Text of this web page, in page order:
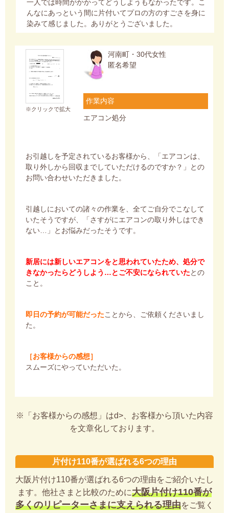
一人では時間がかかってどうしようもなかったです。こ
んなにあっという間に片付いてプロの方のすごさを身に
染みて感じました。ありがとうございました。
※クリックで拡大
河南町・30代女性
匿名希望
作業内容
エアコン処分
お引越しを予定されているお客様から、「エアコンは、
取り外しから回収までしていただけるのですか？」との
お問い合わせいただきました。
引越しにおいての諸々の作業を、全てご自分でこなして
いたそうですが、「さすがにエアコンの取り外しはでき
ない…」とお悩みだったそうです。
新居には新しいエアコンをと思われていたため、処分で
きなかったらどうしよう…とご不安になられていたとの
こと。
即日の予約が可能だったことから、ご依頼くださいまし
た。
［お客様からの感想］
スムーズにやっていただいた。
※「お客様からの感想」はd>、お客様から頂いた内容
を文章化しております。
片付け110番が選ばれる6つの理由
大阪片付け110番が選ばれる6つの理由をご紹介いたし
ます。他社さまと比較のために大阪片付け110番が
多くのリピーターさまに支えられる理由をご覧く